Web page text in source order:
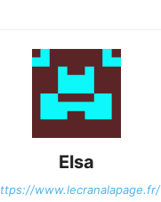
Elsa
www.lecranalapage.fr/